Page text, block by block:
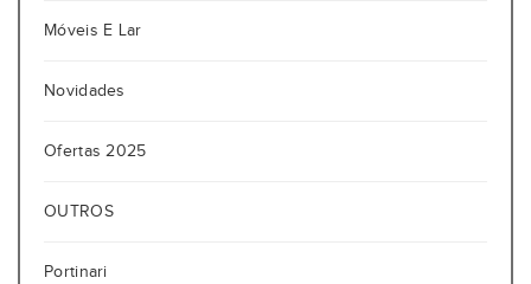
Móveis E Lar
Novidades
Ofertas 2025
OUTROS
Portinari